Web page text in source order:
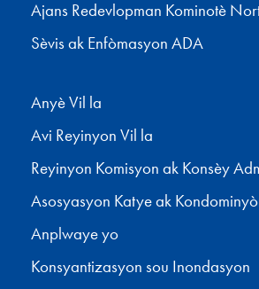
Ajans Redevlopman Kominotè
Sèvis ak Enfòmasyon ADA
Anyè Vil la
Avi Reyinyon Vil la
Reyinyon Komisyon ak Konsèy
Asosyasyon Katye ak
Anplwaye yo
Konsyantizasyon sou Inondasyon